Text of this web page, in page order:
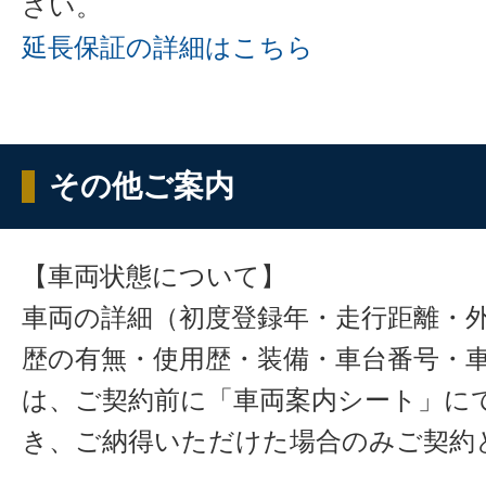
延長保証の詳細はこちら
その他ご案内
【車両状態について】
車両の詳細（初度登録年・走行距離・
歴の有無・使用歴・装備・車台番号・
は、ご契約前に「車両案内シート」に
き、ご納得いただけた場合のみご契約